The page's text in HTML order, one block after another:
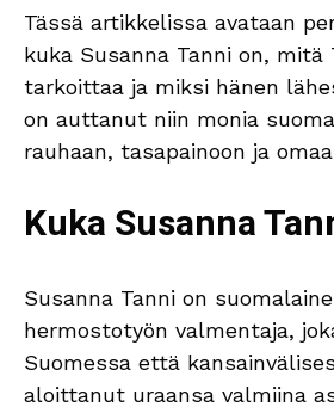
Tässä artikkelissa avataan
kuka Susanna Tanni on, mitä
tarkoittaa ja miksi hänen
on auttanut niin monia
rauhaan, tasapainoon ja
Kuka Susanna
Susanna Tanni on
hermosto­työn valmentaja,
Suomessa että
aloittanut uraansa valmiina